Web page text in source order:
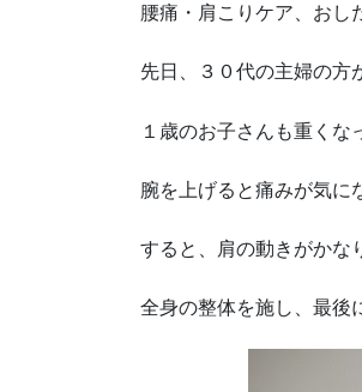
腰痛・肩こりケア、おし
先日、３０代の主婦の方
１歳のお子さんも重くな
腕を上げると痛みが気に
すると、肩の動きがかな
全身の整体を施し、最後